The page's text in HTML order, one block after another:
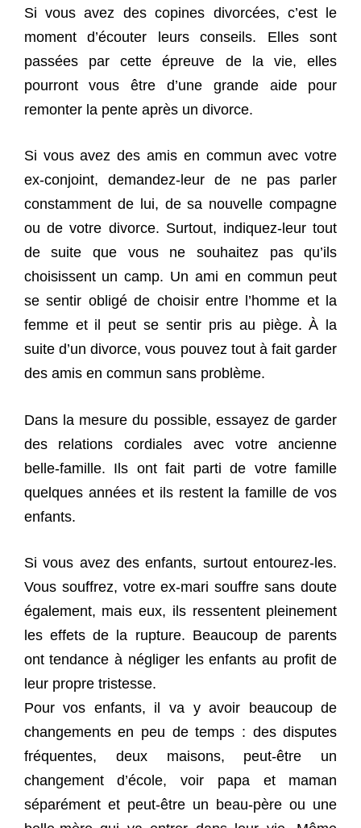
Si vous avez des copines divorcées, c’est le
moment d’écouter leurs conseils. Elles sont
passées par cette épreuve de la vie, elles
pourront vous être d’une grande aide pour
remonter la pente après un divorce.
Si vous avez des amis en commun avec votre
ex-conjoint, demandez-leur de ne pas parler
constamment de lui, de sa nouvelle compagne
ou de votre divorce. Surtout, indiquez-leur tout
de suite que vous ne souhaitez pas qu’ils
choisissent un camp. Un ami en commun peut
se sentir obligé de choisir entre l’homme et la
femme et il peut se sentir pris au piège. À la
suite d’un divorce, vous pouvez tout à fait garder
des amis en commun sans problème.
Dans la mesure du possible, essayez de garder
des relations cordiales avec votre ancienne
belle-famille. Ils ont fait parti de votre famille
quelques années et ils restent la famille de vos
enfants.
Si vous avez des enfants, surtout entourez-les.
Vous souffrez, votre ex-mari souffre sans doute
également, mais eux, ils ressentent pleinement
les effets de la rupture. Beaucoup de parents
ont tendance à négliger les enfants au profit de
leur propre tristesse.
Pour vos enfants, il va y avoir beaucoup de
changements en peu de temps : des disputes
fréquentes, deux maisons, peut-être un
changement d’école, voir papa et maman
séparément et peut-être un beau-père ou une